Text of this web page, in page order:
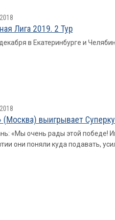
Лига 2019. 2 Тур
в Екатеринбурге и
(Москва) выигрывает
«Мы очень рады этой победе!
они поняли куда подавать,